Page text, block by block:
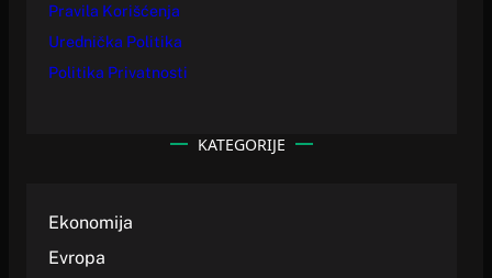
Pravila Korišćenja
Urednička Politika
Politika Privatnosti
KATEGORIJE
Ekonomija
Evropa